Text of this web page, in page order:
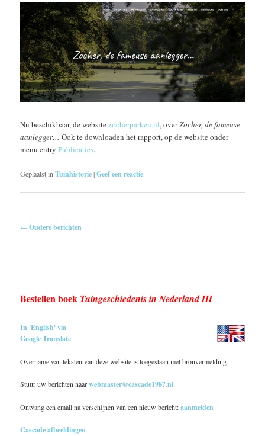
Nu beschikbaar, de websitezocherparken.nl, overZocher, de fameuse
aanlegger… Ook te downloaden het rapport, op de website onder
menu entryPublicaties.
Geplaatst in Tuinhistorie|Geef een reactie
← Oudere berichten
Bestellen boek Tuingeschiedenis in Nederland III
In 'English' via
Google Translate
Overname van teksten van deze website is toegestaan met bronvermelding.
Stuur uw berichten naarwebmaster@cascade1987.nl
Ontvang een email na verschijnen van een nieuw bericht:aanmelden
Cascade afbeeldingen